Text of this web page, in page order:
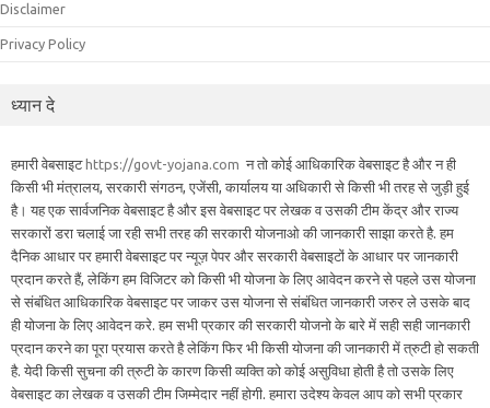
Disclaimer
Privacy Policy
ध्यान दे
हमारी वेबसाइट https://govt-yojana.com न तो कोई आधिकारिक वेबसाइट है और न ही
किसी भी मंत्रालय, सरकारी संगठन, एजेंसी, कार्यालय या अधिकारी से किसी भी तरह से जुड़ी हुई
है। यह एक सार्वजनिक वेबसाइट है और इस वेबसाइट पर लेखक व उसकी टीम केंद्र और राज्य
सरकारों डरा चलाई जा रही सभी तरह की सरकारी योजनाओ की जानकारी साझा करते है. हम
दैनिक आधार पर हमारी वेबसाइट पर न्यूज़ पेपर और सरकारी वेबसाइटों के आधार पर जानकारी
प्रदान करते हैं, लेकिंग हम विजिटर को किसी भी योजना के लिए आवेदन करने से पहले उस योजना
से संबंधित आधिकारिक वेबसाइट पर जाकर उस योजना से संबंधित जानकारी जरुर ले उसके बाद
ही योजना के लिए आवेदन करे. हम सभी प्रकार की सरकारी योजनो के बारे में सही सही जानकारी
प्रदान करने का पूरा प्रयास करते है लेकिंग फिर भी किसी योजना की जानकारी में त्रुटी हो सकती
है. येदी किसी सुचना की त्रुटी के कारण किसी व्यक्ति को कोई असुविधा होती है तो उसके लिए
वेबसाइट का लेखक व उसकी टीम जिम्मेदार नहीं होगी. हमारा उदेश्य केवल आप को सभी प्रकार